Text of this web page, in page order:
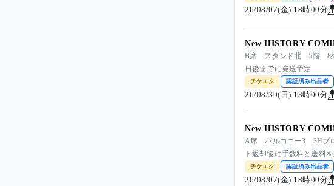
26/08/07(金) 18時00分
New HISTORY
B席 スタンド北 5階 8列
日後までに発送予定
チケエク 認証済み出品者
26/08/30(日) 13時00分
New HISTORY
A席 バルコニー3 3Hブ
ト返却後に手数料と送料
チケエク 認証済み出品者
26/08/07(金) 18時00分